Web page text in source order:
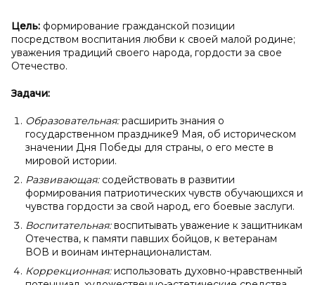
Цель: формирование гражданской позиции
посредством воспитания любви к своей малой родине;
уважения традиций своего народа, гордости за свое
Отечество.
Задачи:
Образовательная:расширить знания о
государственном празднике9 Мая, об историческом
значении Дня Победы для страны, о его месте в
мировой истории.
Развивающая:содействовать в развитии
формирования патриотических чувств обучающихся и
чувства гордости за свой народ, его боевые заслуги.
Воспитательная:воспитывать уважение к защитникам
Отечества, к памяти павших бойцов, к ветеранам
ВОВ и воинам интернационалистам.
Коррекционная:использовать духовно-нравственный